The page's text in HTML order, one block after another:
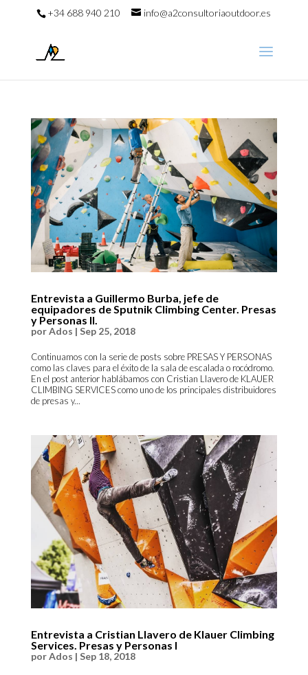
+34 688 940 210 info@a2consultoriaoutdoor.es
Entrevista a Guillermo Burba, jefe de
equipadores de Sputnik Climbing Center. Presas
y Personas II.
porAdos | Sep 25, 2018
Continuamos con la serie de posts sobre PRESAS Y PERSONAS
como las claves para el éxito de la sala de escalada o rocódromo.
En el post anterior hablábamos con Cristian Llavero de KLAUER
CLIMBING SERVICES como uno de los principales distribuidores
de presas y...
Entrevista a Cristian Llavero de Klauer Climbing
Services. Presas y Personas I
porAdos | Sep 18, 2018